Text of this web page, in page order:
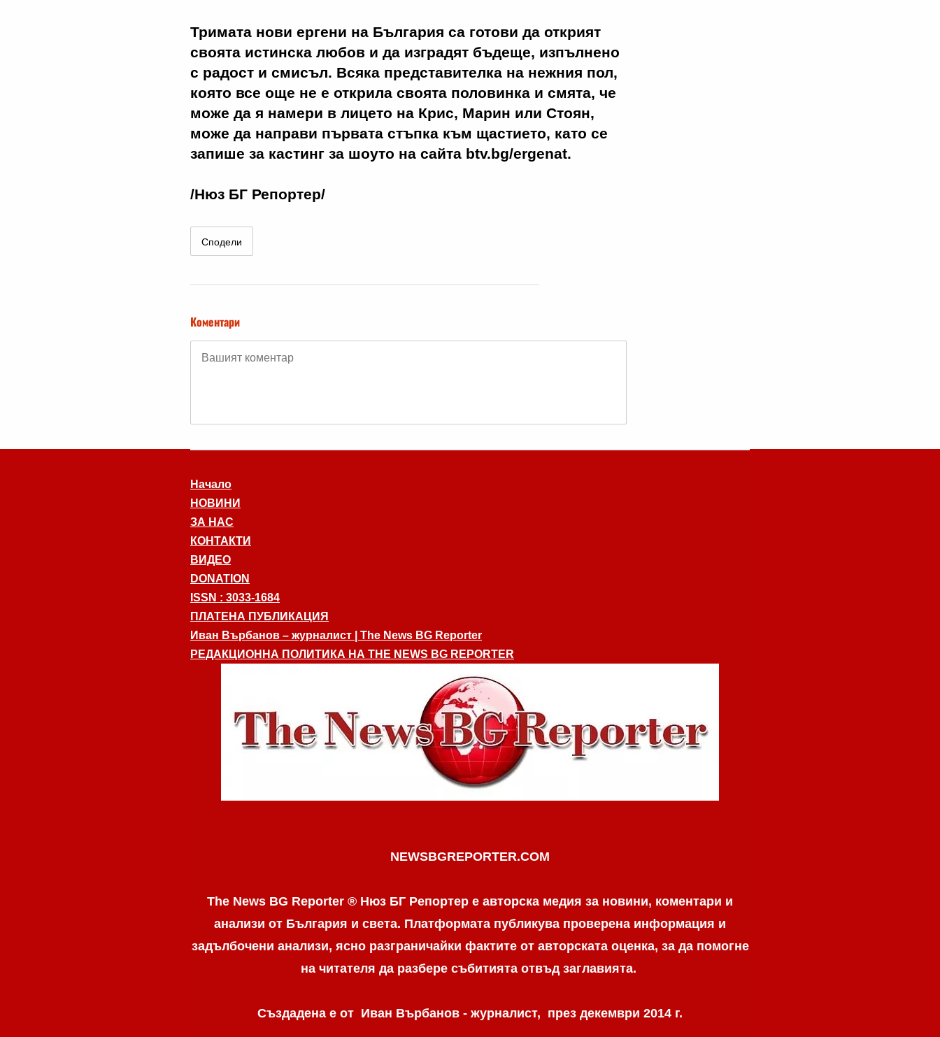
Тримата нови ергени на България са готови да открият
своята истинска любов и да изградят бъдеще, изпълнено
с радост и смисъл. Всяка представителка на нежния пол,
която все още не е открила своята половинка и смята, че
може да я намери в лицето на Крис, Марин или Стоян,
може да направи първата стъпка към щастието, като се
запише за кастинг за шоуто на сайта btv.bg/ergenat.
/Нюз БГ Репортер/
Сподели
Коментари
Начало
НОВИНИ
ЗА НАС
КОНТАКТИ
ВИДЕО
DONATION
ISSN : 3033-1684
ПЛАТЕНА ПУБЛИКАЦИЯ
Иван Върбанов – журналист | The News BG Reporter
РЕДАКЦИОННА ПОЛИТИКА НА THE NEWS BG REPORTER
NEWSBGREPORTER.COM
The News BG Reporter ® Нюз БГ Репортер е авторска медия за новини, коментари и
анализи от България и света. Платформата публикува проверена информация и
задълбочени анализи, ясно разграничaйки фактите от авторската оценка, за да помогне
на читателя да разбере събитията отвъд заглавията.
Създадена е от Иван Върбанов - журналист, през декември 2014 г.